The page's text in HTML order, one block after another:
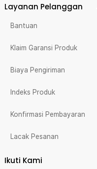
Layanan Pelanggan
Bantuan
Klaim Garansi Produk
Biaya Pengiriman
Indeks Produk
Konfirmasi Pembayaran
Lacak Pesanan
Ikuti Kami